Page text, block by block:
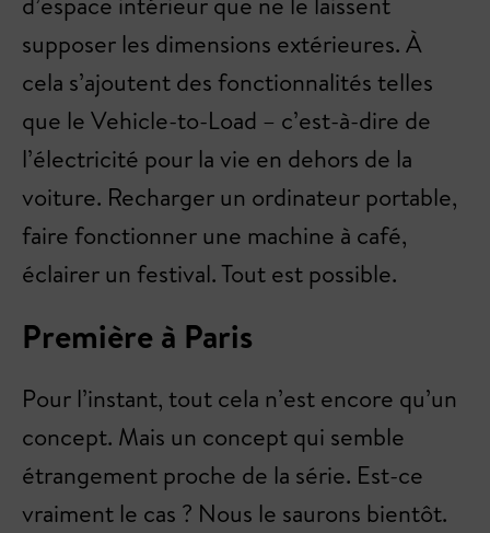
supposer les dimensions extérieures. À
cela s’ajoutent des fonctionnalités telles
que le Vehicle-to-Load – c’est-à-dire de
l’électricité pour la vie en dehors de la
voiture. Recharger un ordinateur portable,
faire fonctionner une machine à café,
éclairer un festival. Tout est possible.
Première à Paris
Pour l’instant, tout cela n’est encore qu’un
concept. Mais un concept qui semble
étrangement proche de la série. Est-ce
vraiment le cas ? Nous le saurons bientôt.